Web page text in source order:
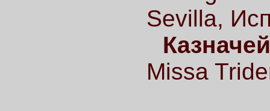
Sevilla,
Missa